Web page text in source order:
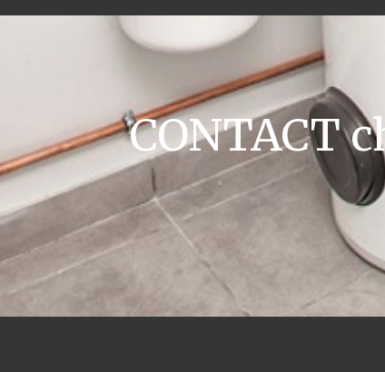
CONTACT